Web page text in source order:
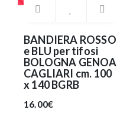
BANDIERA ROSSO
e BLU per tifosi
BOLOGNA GENOA
CAGLIARI cm. 100
x 140 BGRB
16.00€